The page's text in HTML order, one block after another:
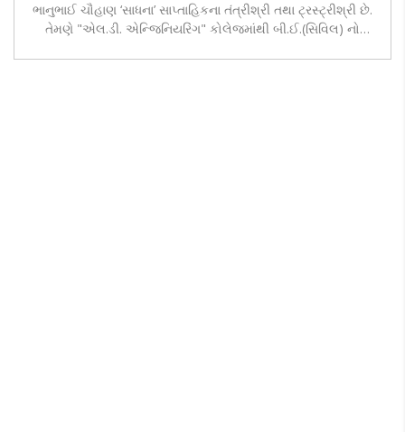
ભાનુભાઈ ચૌહાણ ‘સાધના’ સાપ્તાહિકના તંત્રીશ્રી તથા ટ્રસ્ટ્રીશ્રી છે.
તેમણે "એલ.ડી. એન્જિનિયરિંગ" કોલેજમાંથી બી.ઈ.(સિવિલ) નો